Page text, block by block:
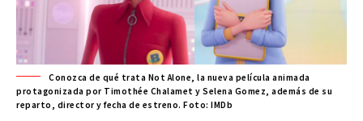
Conozca de qué trata Not Alone, la nueva película animada
protagonizada por Timothée Chalamet y Selena Gomez, además de su
reparto, director y fecha de estreno. Foto: IMDb